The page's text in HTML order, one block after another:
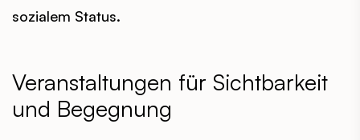
sozialem Status.
Veranstaltungen für Sichtbarkeit
und Begegnung